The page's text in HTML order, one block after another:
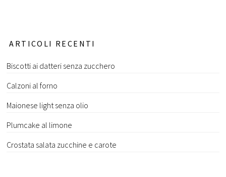
ARTICOLI RECENTI
Biscotti ai datteri senza zucchero
Calzoni al forno
Maionese light senza olio
Plumcake al limone
Crostata salata zucchine e carote